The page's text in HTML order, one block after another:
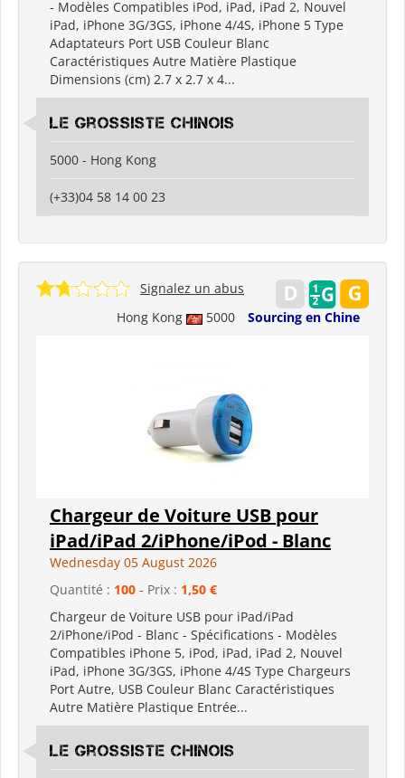
- Modèles Compatibles iPod, iPad, iPad 2, Nouvel
iPad, iPhone 3G/3GS, iPhone 4/4S, iPhone 5 Type
Adaptateurs Port USB Couleur Blanc
Caractéristiques Autre Matière Plastique
Dimensions (cm) 2.7 x 2.7 x 4...
Le grossiste chinois
5000 - Hong Kong
(+33)04 58 14 00 23
Hong Kong 5000 Sourcing en Chine
Signalez un abus
Chargeur de Voiture USB pour
iPad/iPad 2/iPhone/iPod - Blanc
Wednesday 05 August 2026
Quantité : 100 - Prix : 1,50 €
Chargeur de Voiture USB pour iPad/iPad
2/iPhone/iPod - Blanc - Spécifications - Modèles
Compatibles iPhone 5, iPod, iPad, iPad 2, Nouvel
iPad, iPhone 3G/3GS, iPhone 4/4S Type Chargeurs
Port Autre, USB Couleur Blanc Caractéristiques
Autre Matière Plastique Entrée...
Le grossiste chinois